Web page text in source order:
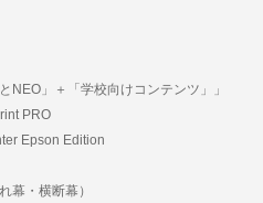
NEO」＋「学校向けコンテンツ」」
PRO
Epson Edition
・横断幕）